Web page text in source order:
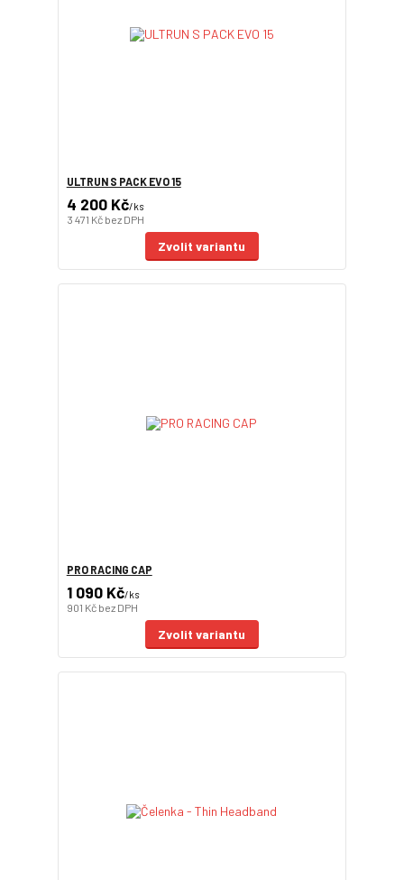
ULTRUN S PACK EVO 15
4 200 Kč/ks
3 471 Kč bez DPH
Zvolit variantu
PRO RACING CAP
1 090 Kč/ks
901 Kč bez DPH
Zvolit variantu